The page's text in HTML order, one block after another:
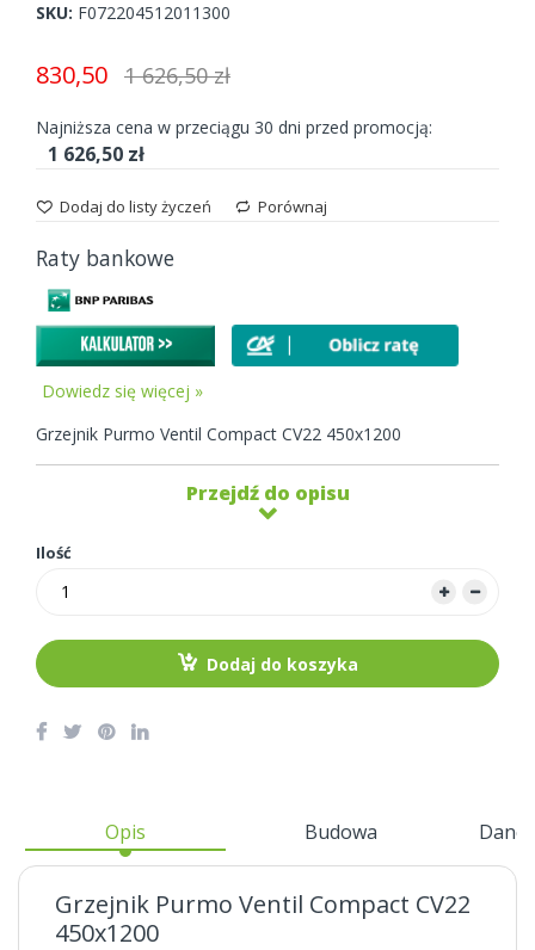
images
SKU F072204512011300
830,50 1 626,50 zł
Najniższa cena w przeciągu 30 dni przed promocją:
1 626,50 zł
Dodaj do listy życzeń Porównaj
Raty bankowe
Dowiedz się więcej »
Grzejnik Purmo Ventil Compact CV22 450x1200
Przejdź do opisu
Ilość
Dodaj do koszyka
Opis Budowa Dane
Grzejnik Purmo Ventil Compact CV22
450x1200